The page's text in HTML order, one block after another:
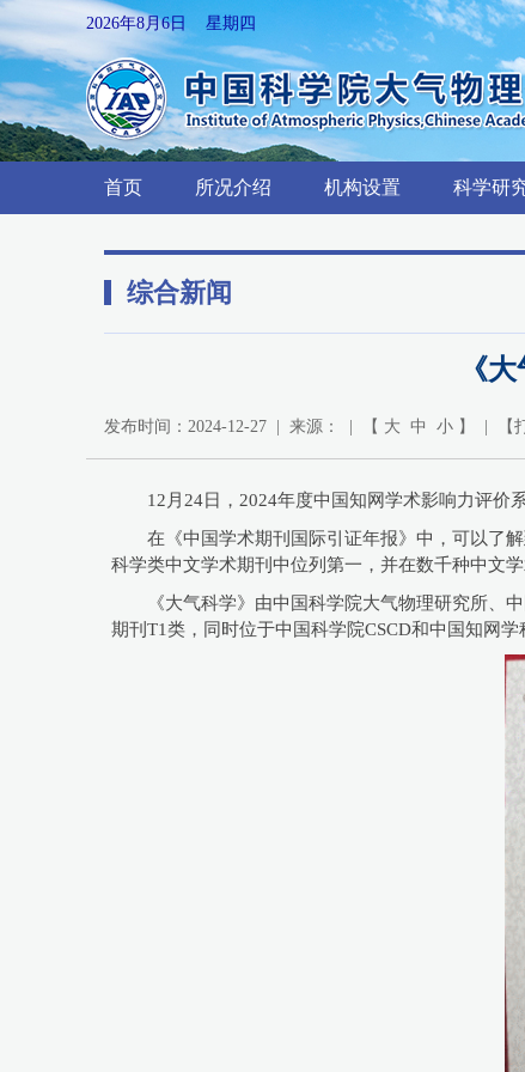
2026年8月6日 星期四
首页 所况介绍 机构设置 科学研
综合新闻
《
发布时间：2024-12-27 | 来源： | 【 大 中 小 】 | 【
12月24日，2024年度中国知网学术影响力评价
在《中国学术期刊国际引证年报》中，可以了
科学类中文学术期刊中位列第一，并在数千种中文
《大气科学》由中国科学院大气物理研究所、
期刊T1类，同时位于中国科学院CSCD和中国知网学